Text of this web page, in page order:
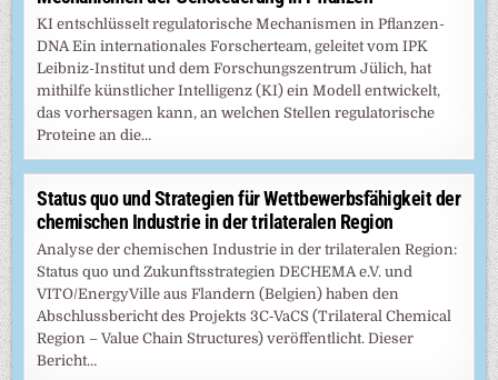
KI entschlüsselt regulatorische Mechanismen in Pflanzen-
DNA Ein internationales Forscherteam, geleitet vom IPK
Leibniz-Institut und dem Forschungszentrum Jülich, hat
mithilfe künstlicher Intelligenz (KI) ein Modell entwickelt,
das vorhersagen kann, an welchen Stellen regulatorische
Proteine an die…
Status quo und Strategien für Wettbewerbsfähigkeit der
chemischen Industrie in der trilateralen Region
Analyse der chemischen Industrie in der trilateralen Region:
Status quo und Zukunftsstrategien DECHEMA e.V. und
VITO/EnergyVille aus Flandern (Belgien) haben den
Abschlussbericht des Projekts 3C‑VaCS (Trilateral Chemical
Region – Value Chain Structures) veröffentlicht. Dieser
Bericht…